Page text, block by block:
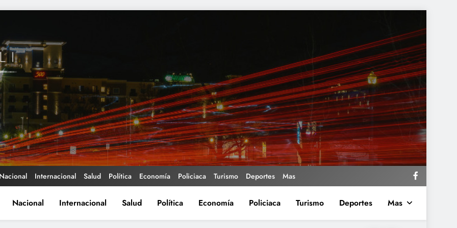
Nacional Internacional Salud Política Economía Policiaca Turismo Deportes Mas
Nacional Internacional Salud Política Economía Policiaca Turismo Deportes Mas